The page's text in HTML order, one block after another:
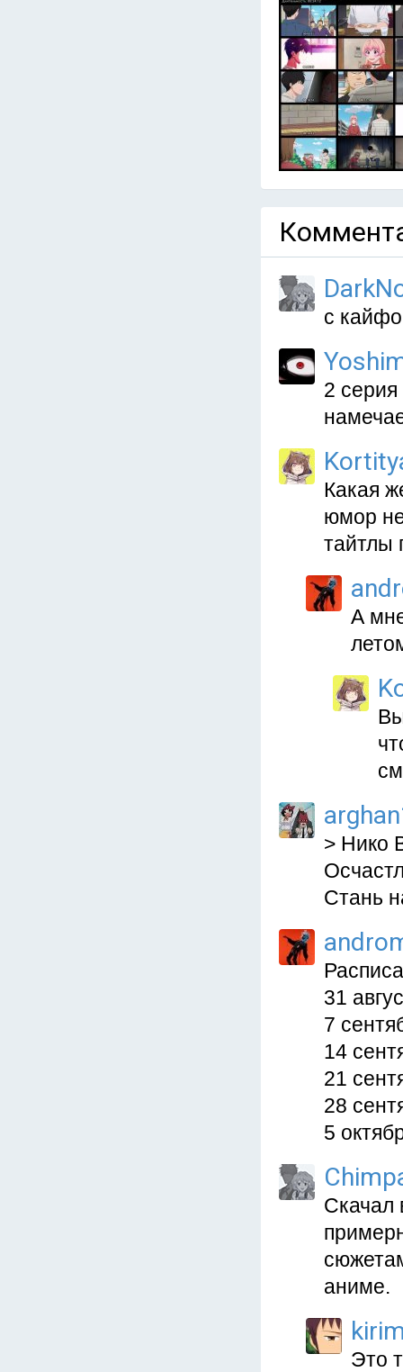
с
2
Какая
юмор
тайтлы
А
> Нико
Стань
31
7
14
21
28
5
Скачал
аниме.
Это